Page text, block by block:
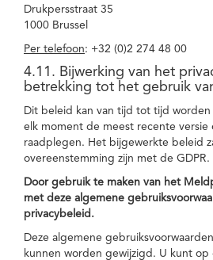
Drukpersstraat 35
1000 Brussel
Per telefoon: +32 (0)2 274 48 00
4.11. Bijwerking van het
betrekking tot het gebruik
Dit beleid kan van tijd tot tijd
elk moment de meest recente versie
raadplegen. Het bijgewerkte beleid
overeenstemming zijn met de GDPR.
Door gebruik te maken van het
met deze algemene
privacybeleid.
Deze algemene
kunnen worden gewijzigd. U kunt